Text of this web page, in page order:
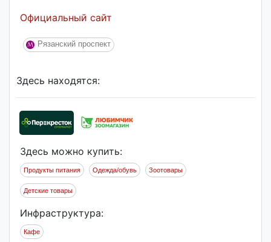
Официальный сайт
Рязанский проспект
Здесь находятся:
Здесь можно купить:
Продукты питания Одежда/обувь Зоотовары
Детские товары
Инфраструктура:
Кафе